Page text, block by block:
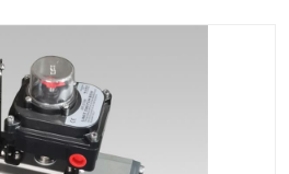
粉体三通阀
不锈钢三通阀
翻板转向阀